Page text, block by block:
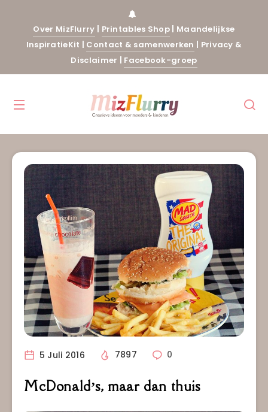
Over MizFlurry | Printables Shop | Maandelijkse
InspiratieKit | Contact & samenwerken | Privacy &
Disclaimer | Facebook-groep
5 Juli 2016 7897 0
McDonald’s, maar dan thuis